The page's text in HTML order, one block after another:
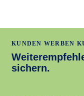
KUNDEN WERBEN
sichern.